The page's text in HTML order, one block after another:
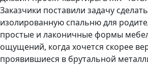
Заказчики поставили задачу
изолированную спальню для
простые и лаконичные формы
ощущений, когда хочется скорее
проявившиеся в брутальной